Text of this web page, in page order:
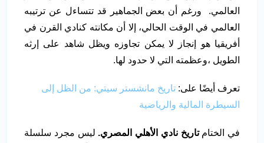
العالمي. ورغم أن بعض الجماهير قد تتساءل عن ترتيبه
العالمي في الوقت الحالي، إلا أن مكانته كنادي القرن في
أفريقيا هو إنجاز لا يمكن تجاوزه ويظل شاهد على إرثه
الطويل ،وعظمته التي لا حدود لها.
تعرف أيضًا على: تاريخ مانشستر سيتي: من الظل إلى
السيطرة المالية والرياضية
في الختامتاريخ نادي الأهلي المصري. ليس مجرد سلسلة